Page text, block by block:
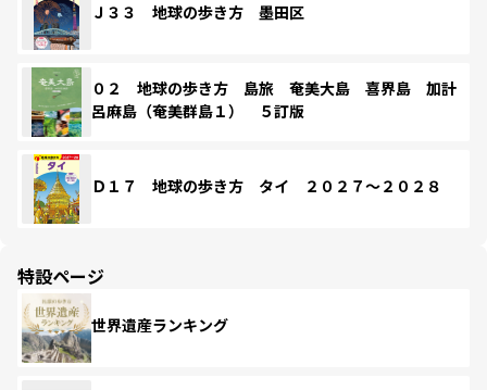
Ｊ３３ 地球の歩き方 墨田区
０２ 地球の歩き方 島旅 奄美大島 喜界島 加計
呂麻島（奄美群島１） ５訂版
Ｄ１７ 地球の歩き方 タイ ２０２７～２０２８
特設ページ
世界遺産ランキング